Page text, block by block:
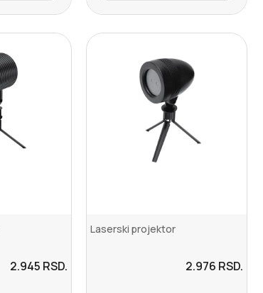
2.945 RSD.
Laserski projektor
2.976 RSD.